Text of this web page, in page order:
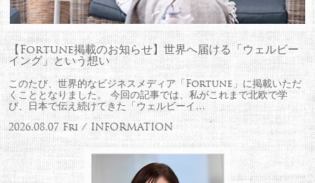
【Fortune掲載のお知らせ】世界へ届ける「ウェルビー
イング」という想い
このたび、世界的なビジネスメディア「Fortune」に掲載いただ
くこととなりました。 今回の記事では、私がこれまで北欧で学
び、日本で伝え続けてきた「ウェルビーイ…
2026.08.07 Fri / INFORMATION